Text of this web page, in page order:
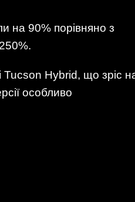
на 90% порівняно з
Tucson Hybrid, що зріс
особливо